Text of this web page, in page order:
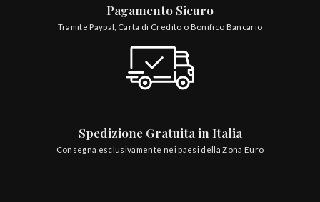
Pagamento Sicuro
Tramite Paypal, Carta di Credito o Bonifico Bancario
Spedizione Gratuita in Italia
Consegna esclusivamente nei paesi della Zona Euro